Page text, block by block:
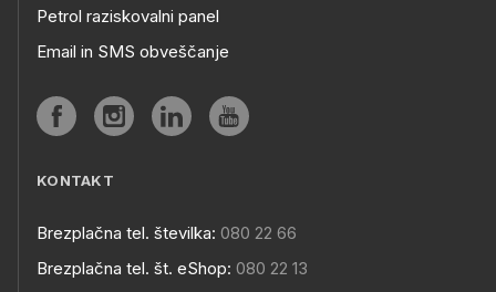
Petrol raziskovalni panel
Email in SMS obveščanje
KONTAKT
Brezplačna tel. številka: 080 22 66
Brezplačna tel. št. eShop: 080 22 13